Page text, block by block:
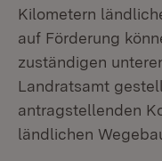
Kilometern
auf Förderung
zuständigen
Landratsamt
antragstellenden
ländlichen